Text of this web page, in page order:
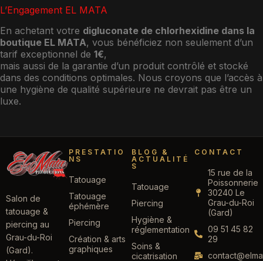
L’Engagement EL MATA
En achetant votre digluconate de chlorhexidine dans la
boutique EL MATA, vous bénéficiez non seulement d’un
tarif exceptionnel de 1€,
mais aussi de la garantie d’un produit contrôlé et stocké
dans des conditions optimales. Nous croyons que l’accès à
une hygiène de qualité supérieure ne devrait pas être un
luxe.
Salon de
tatouage &
piercing au
Grau-du-Roi
(Gard).
PRESTATIO
NS
Tatouage
Tatouage
éphémère
Piercing
Création & arts
graphiques
BLOG &
ACTUALITÉ
S
Tatouage
Piercing
Hygiène &
réglementation
Soins &
cicatrisation
CONTACT
15 rue de la
Poissonnerie
30240 Le
Grau-du-Roi
(Gard)
09 51 45 82
29